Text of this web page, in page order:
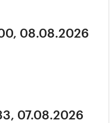
08.08.2026
07.08.2026